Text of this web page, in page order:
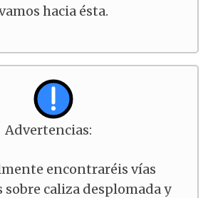
hacia ésta.
Advertencias:
encontraréis vías
sobre caliza desplomada y